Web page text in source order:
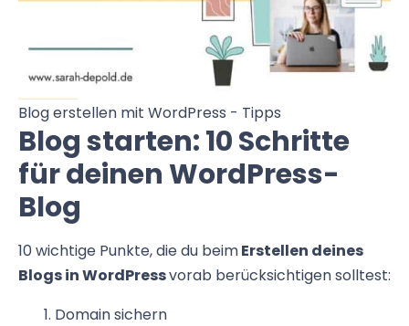
Blog erstellen mit WordPress - Tipps
Blog starten: 10 Schritte
für deinen WordPress-
Blog
10 wichtige Punkte, die du beimErstellen deines
Blogs in WordPressvorab berücksichtigen solltest:
Domain sichern